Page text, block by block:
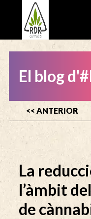
El blog
<< ANTERIOR
La
l’àmbit
de